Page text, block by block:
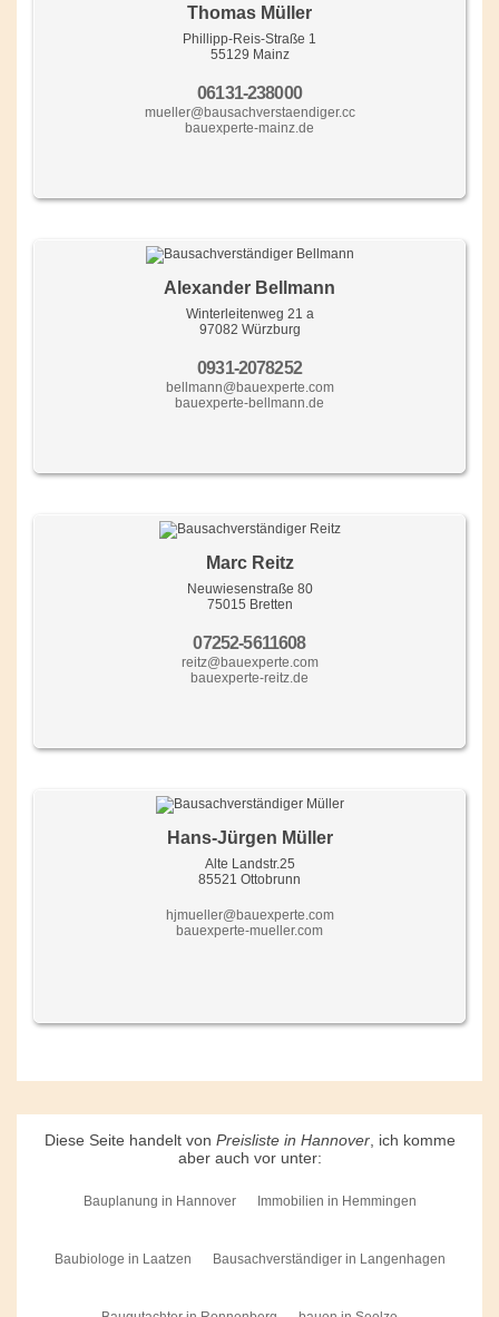
Thomas Müller
Phillipp-Reis-Straße 1
55129 Mainz
06131-238000
mueller@bausachverstaendiger.cc
bauexperte-mainz.de
Alexander Bellmann
Winterleitenweg 21 a
97082 Würzburg
0931-2078252
bellmann@bauexperte.com
bauexperte-bellmann.de
Marc Reitz
Neuwiesenstraße 80
75015 Bretten
07252-5611608
reitz@bauexperte.com
bauexperte-reitz.de
Hans-Jürgen Müller
Alte Landstr.25
85521 Ottobrunn
hjmueller@bauexperte.com
bauexperte-mueller.com
Diese Seite handelt von Preisliste in Hannover, ich komme
aber auch vor unter:
Bauplanung in Hannover Immobilien in Hemmingen
Baubiologe in Laatzen Bausachverständiger in Langenhagen